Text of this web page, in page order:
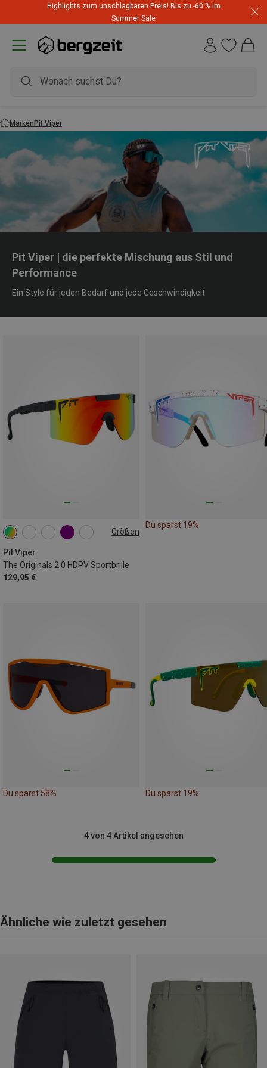
Highlights zum unschlagbaren Preis! Bis zu -60 % im
Summer Sale
MarkenPit Viper
Pit Viper | die perfekte Mischung aus Stil und
Performance
Ein Style für jeden Bedarf und jede Geschwindigkeit
Größen
Pit Viper
The Originals 2.0 HDPV Sportbrille
129,95 €
REG
Du sparst 19%
Du sparst 58% Du sparst 19%
4 von 4 Artikel angesehen
Ähnliche wie zuletzt gesehen